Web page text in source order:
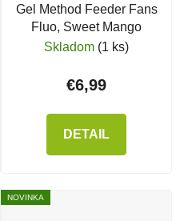
Gel Method Feeder Fans
Fluo, Sweet Mango
Skladom (1 ks)
€6,99
DETAIL
NOVINKA